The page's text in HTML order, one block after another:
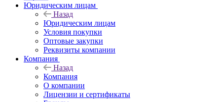
Юридическим лицам
Назад
Юридическим лицам
Условия покупки
Оптовые закупки
Реквизиты компании
Компания
Назад
Компания
О компании
Лицензии и сертификаты